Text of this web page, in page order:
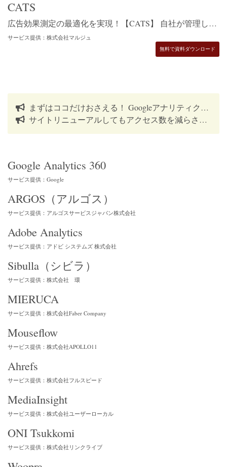
CATS
広告効果測定の最適化を実現！【CATS】 自社が管理している様々なWeb広告の効果測定ができる！ 分かりやすい管理画面で操作性もよく、複数の広告案件と複数の媒体やネットワークを一元管理できます。 特に数多くの案件を運用している代理店様や広告主様へオススメのシステムになっております。 アトリビューション機能・タグマネージャー・中間クリック計測
サービス提供：株式会社マルジュ
無料で資料ダウンロード
まずはココだけおさえる！ Googleアナリティクスの見方5選
サイトリニューアルしてもアクセス数を減らさないSEO対策まとめ
Google Analytics 360
サービス提供：Google
ARGOS（アルゴス）
サービス提供：アルゴスサービスジャパン株式会社
Adobe Analytics
サービス提供：アドビ システムズ 株式会社
Sibulla（シビラ）
サービス提供：株式会社 環
MIERUCA
サービス提供：株式会社Faber Company
Mouseflow
サービス提供：株式会社APOLLO11
Ahrefs
サービス提供：株式会社フルスピード
MediaInsight
サービス提供：株式会社ユーザーローカル
ONI Tsukkomi
サービス提供：株式会社リンクライブ